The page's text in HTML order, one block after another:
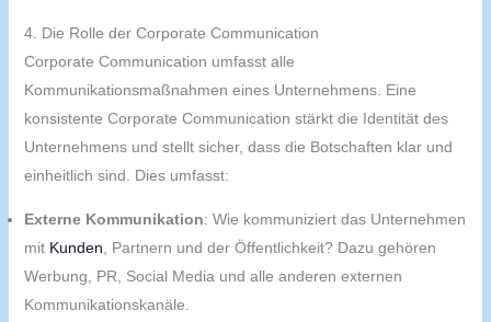
4. Die Rolle der Corporate Communication
Corporate Communication umfasst alle
Kommunikationsmaßnahmen eines Unternehmens. Eine
konsistente Corporate Communication stärkt die Identität des
Unternehmens und stellt sicher, dass die Botschaften klar und
einheitlich sind. Dies umfasst:
Externe Kommunikation: Wie kommuniziert das Unternehmen
mit Kunden , Partnern und der Öffentlichkeit? Dazu gehören
Werbung, PR, Social Media und alle anderen externen
Kommunikationskanäle.